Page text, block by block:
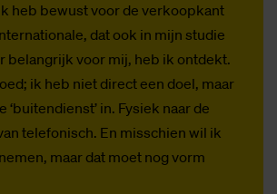
heb bewust voor de verkoopkant
dat ook in mijn studie
belangrijk voor mij, heb ik ontdekt.
ik heb niet direct een doel, maar
‘buitendienst’ in. Fysiek naar de
telefonisch. En misschien wil ik
maar dat moet nog vorm